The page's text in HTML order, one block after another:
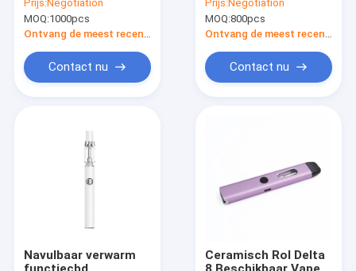
Pen
Prijs:Negotiation
MOQ:1000pcs
Contact nu
Patroon Gesloten
Systeem
Prijs:Negotiation
MOQ:800pcs
Contact nu
Navulbaar verwarm
Ceramisch Rol Delta